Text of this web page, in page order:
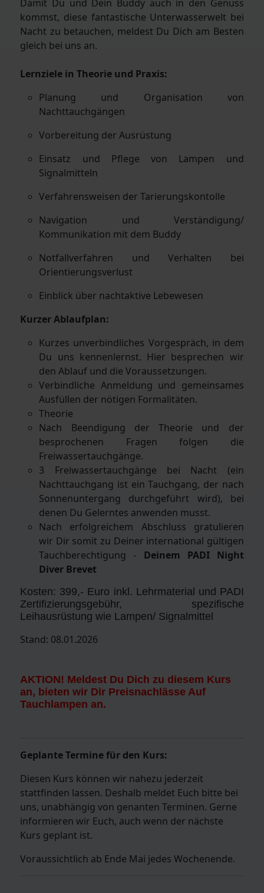
Damit Du und Dein Buddy auch in den Genuss
kommst, diese fantastische Unterwasserwelt bei
Nacht zu betauchen, meldest Du Dich am Besten
gleich bei uns an.
Lernziele in Theorie und Praxis:
Planung und Organisation von
Nachttauchgängen
Vorbereitung der Ausrüstung
Einsatz und Pflege von Lampen und
Signalmitteln
Verfahrensweisen der Tarierungskontolle
Navigation und Verständigung/
Kommunikation mit dem Buddy
Notfallverfahren und Verhalten bei
Orientierungsverlust
Einblick über nachtaktive Lebewesen
Kurzer Ablaufplan:
Kurzes unverbindliches Vorgespräch, in dem
Du uns kennenlernst. Hier besprechen wir
den Ablauf und die Voraussetzungen.
Verbindliche Anmeldung und gemeinsames
Ausfüllen der nötigen Formalitäten.
Theorie
Nach Beendigung der Theorie und der
besprochenen Fragen folgen die
Freiwassertauchgänge.
3 Freiwassertauchgänge bei Nacht (ein
Nachttauchgang ist ein Tauchgang, der nach
Sonnenuntergang durchgeführt wird), bei
denen Du Gelerntes anwenden musst.
Nach erfolgreichem Abschluss gratulieren
wir Dir somit zu Deiner international gültigen
Tauchberechtigung - Deinem PADI Night
Diver Brevet
Kosten: 399,- Euro inkl. Lehrmaterial und PADI
Zertifizierungsgebühr, spezifische
Leihausrüstung wie Lampen/ Signalmittel
Stand: 08.01.2026
AKTION! Meldest Du Dich zu diesem Kurs
an, bieten wir Dir Preisnachlässe Auf
Tauchlampen an.
Geplante Termine für den Kurs:
Diesen Kurs können wir nahezu jederzeit
stattfinden lassen. Deshalb meldet Euch bitte bei
uns, unabhängig von genanten Terminen. Gerne
informieren wir Euch, auch wenn der nächste
Kurs geplant ist.
Voraussichtlich ab Ende Mai jedes Wochenende.